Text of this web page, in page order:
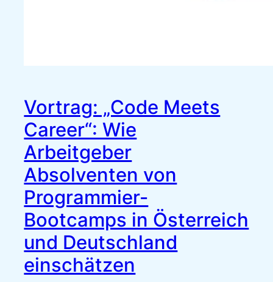
Vortrag: „Code Meets
Career“: Wie
Arbeitgeber
Absolventen von
Programmier-
Bootcamps in Österreich
und Deutschland
einschätzen